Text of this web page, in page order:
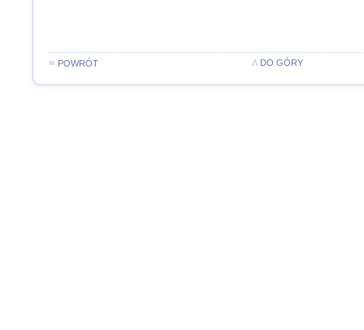
« POWRÓT Λ DO GÓRY